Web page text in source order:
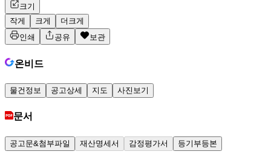
크기
작게
크게
더크게
인쇄
공유 보관
온비드
물건정보 공고상세 지도 사진보기
문서
공고문&첨부파일 재산명세서 감정평가서 등기부등본